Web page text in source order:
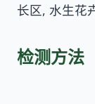
长区, 水生花
检测方法